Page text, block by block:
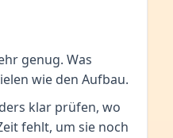
genug. Was
wie den Aufbau.
klar prüfen, wo
fehlt, um sie noch